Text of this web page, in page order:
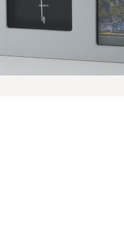
便利グッズ
集
フト